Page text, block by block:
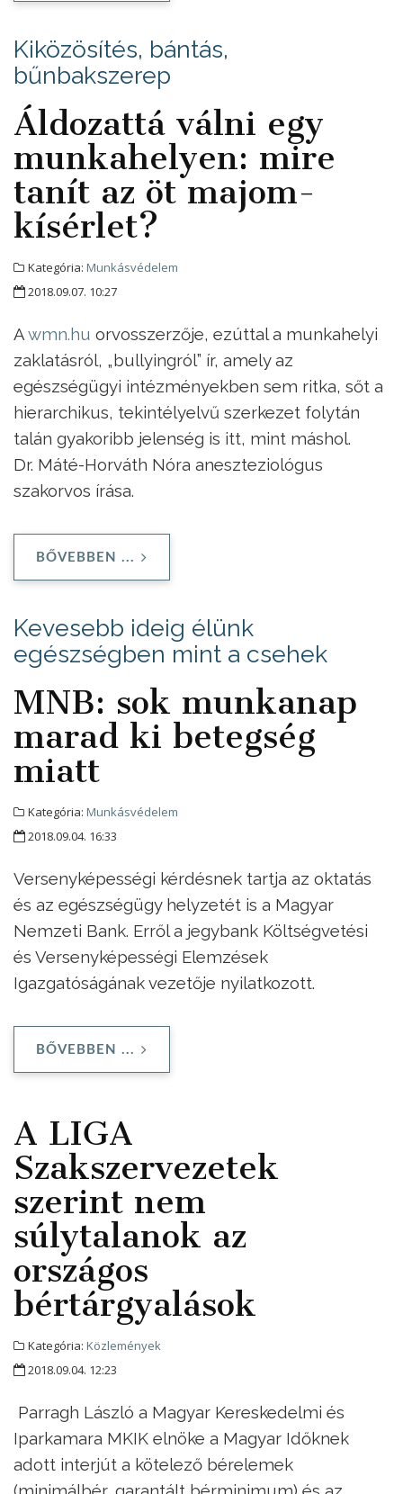
Kiközösítés, bántás,
bűnbakszerep
Áldozattá válni egy
munkahelyen: mire
tanít az öt majom-
kísérlet?
Kategória: Munkásvédelem
2018.09.07. 10:27
Awmn.hu orvosszerzője, ezúttal a munkahelyi
zaklatásról, „bullyingról” ír, amely az
egészségügyi intézményekben sem ritka, sőt a
hierarchikus, tekintélyelvű szerkezet folytán
talán gyakoribb jelenség is itt, mint máshol.
Dr. Máté-Horváth Nóra aneszteziológus
szakorvos írása.
BŐVEBBEN ...
Kevesebb ideig élünk
egészségben mint a csehek
MNB: sok munkanap
marad ki betegség
miatt
Kategória: Munkásvédelem
2018.09.04. 16:33
Versenyképességi kérdésnek tartja az oktatás
és az egészségügy helyzetét is a Magyar
Nemzeti Bank. Erről a jegybank Költségvetési
és Versenyképességi Elemzések
Igazgatóságának vezetője nyilatkozott.
BŐVEBBEN ...
A LIGA
Szakszervezetek
szerint nem
súlytalanok az
országos
bértárgyalások
Kategória: Közlemények
2018.09.04. 12:23
Parragh László a Magyar Kereskedelmi és
Iparkamara MKIK elnöke a Magyar Időknek
adott interjút a kötelező bérelemek
(minimálbér, garantált bérminimum) és az